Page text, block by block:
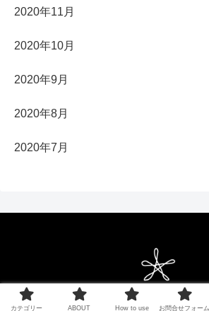
2020年11月
2020年10月
2020年9月
2020年8月
2020年7月
Copyright © 2021 ベクターシェルフ All
カテゴリー ABOUT How to use お問合せフォーム